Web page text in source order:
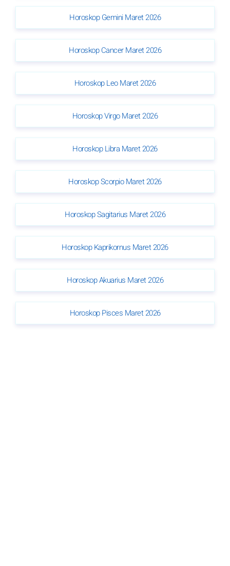
Horoskop Gemini Maret 2026
Horoskop Cancer Maret 2026
Horoskop Leo Maret 2026
Horoskop Virgo Maret 2026
Horoskop Libra Maret 2026
Horoskop Scorpio Maret 2026
Horoskop Sagitarius Maret 2026
Horoskop Kaprikornus Maret 2026
Horoskop Akuarius Maret 2026
Horoskop Pisces Maret 2026